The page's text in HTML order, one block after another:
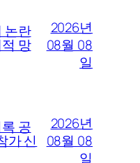
논란
망
2026년
08월 08
일
공
가 신
2026년
08월 08
일